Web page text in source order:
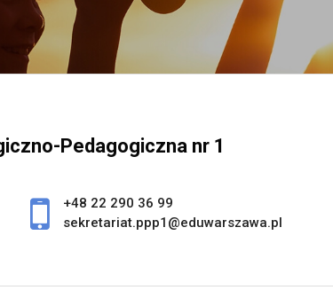
Pedagogiczna nr 1
+48 22 290 36 99
sekretariat.ppp1@eduwarszawa.pl